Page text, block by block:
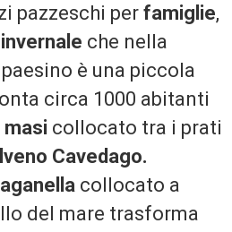
pazzeschi per famiglie,
che nella
paesino è una piccola
circa 1000 abitanti
masi collocato tra i prati
Cavedago.
collocato a
del mare trasforma